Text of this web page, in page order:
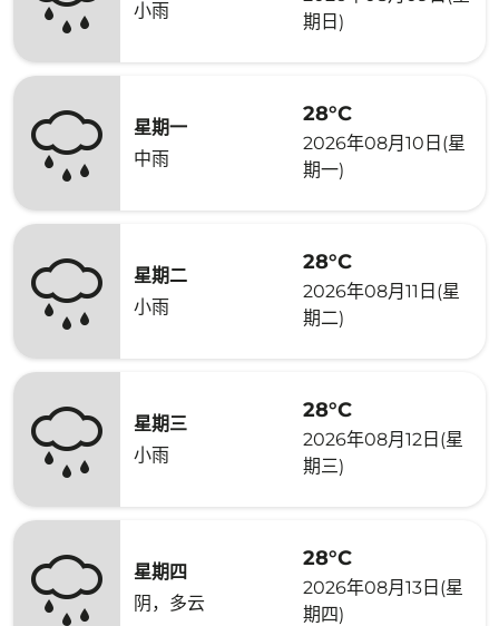
小雨
期日)
星期一
中雨
28°C
2026年08月10日(星
期一)
星期二
小雨
28°C
2026年08月11日(星
期二)
星期三
小雨
28°C
2026年08月12日(星
期三)
星期四
阴，多云
28°C
2026年08月13日(星
期四)